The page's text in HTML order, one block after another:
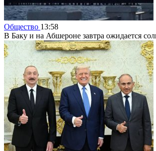
Общество 13:58
В Баку и на Абшероне завтра ожидается